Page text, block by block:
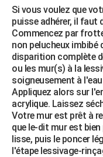
COPAINS D'AVANT
S'inscrire
Se connecter
Lycées
Collèges
Primaires
Universités
Entreprises
Service militaire
Avis de recherche
AVIS DE DÉCÈS
FORUM
Bricolage
Lifestyle
Culture
Sport
Auto
Television
Voyage
Cinema
Si vous voulez que
puisse adhérer, il faut
Commencez par
non pelucheux imbibé
disparition complète
ou les mur(s) à la
soigneusement à
Appliquez alors sur
acrylique. Laissez
Votre mur est prêt à
que le-dit mur est
lisse, puis le poncer
l'étape lessivage-